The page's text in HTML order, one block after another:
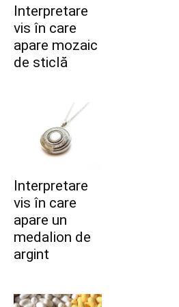
Interpretare
vis în care
apare mozaic
de sticlă
Interpretare
vis în care
apare un
medalion de
argint